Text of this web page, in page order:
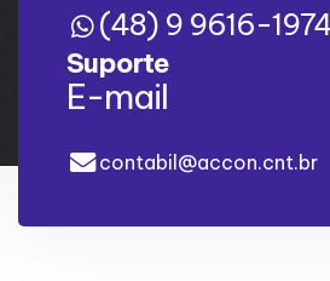
(48) 9 9616-
Suporte
E-mail
contabil@accon.cnt.br